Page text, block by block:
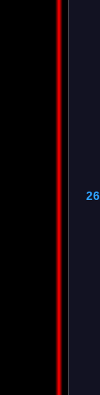
26